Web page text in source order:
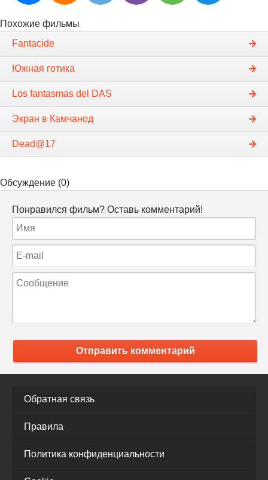
Похожие фильмы
Fantacide
Южная готика
Los fantasmas del DAS
Экран в Камчанод
Dead@17
Обсуждение (0)
Понравился фильм? Оставь комментарий!
Отправить комментарий
Обратная связь
Правила
Политика конфиденциальности